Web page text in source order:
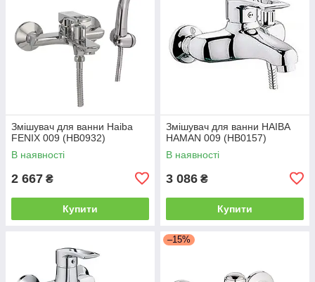
Змішувач для ванни Haiba
FENIX 009 (HB0932)
В наявності
2 667 ₴
Купити
Змішувач для ванни HAIBA
HAMAN 009 (HB0157)
В наявності
3 086 ₴
Купити
–15%